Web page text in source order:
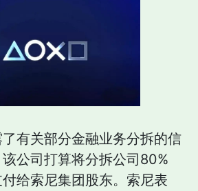
有关部分金融业务分拆的信
公司打算将分拆公司80%
给索尼集团股东。索尼表